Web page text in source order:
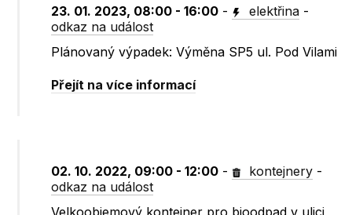
23. 01. 2023, 08:00 - 16:00 - elektřina -
odkaz na událost
Plánovaný výpadek: Výměna SP5 ul. Pod Vilami
Přejít na více informací
02. 10. 2022, 09:00 - 12:00 - kontejnery -
odkaz na událost
Velkoobjemový kontejner pro bioodpad v ulici